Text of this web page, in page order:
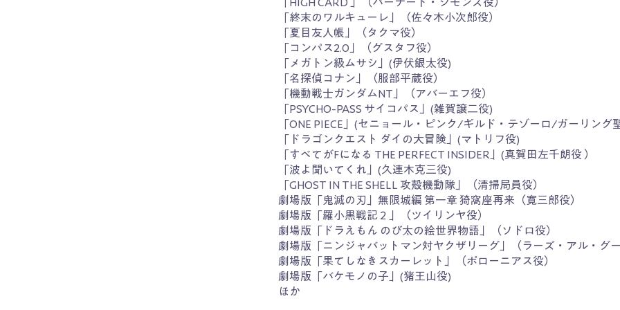
「終末のワルキューレ」（佐々木小次郎役）
「夏目友人帳」（タクマ役）
「コンパス2.0」（グスタフ役）
「メガトン級ムサシ」(伊伏銀太役)
「名探偵コナン」（服部平蔵役）
「機動戦士ガンダムNT」（アバーエフ役）
「PSYCHO-PASS サイコパス」(雑賀譲二役)
「ONE PIECE」(セニョール・ピンク/ギルド・テゾーロ/ガーリング
「ドラゴンクエスト ダイの大冒険」(マトリフ役)
「すべてがFになる THE PERFECT INSIDER」(真賀田左千朗役 ）
「波よ聞いてくれ」(久連木克三役)
「GHOST IN THE SHELL 攻殻機動隊」（清掃局員役）
劇場版「鬼滅の刃」無限城編 第一章 猗窩座再来（寛三郎役）
劇場版「羅小黒戦記２」（ツイリンヤ役）
劇場版「ドラえもん のび太の絵世界物語」（ソドロ役）
劇場版「ニンジャバットマン対ヤクザリーグ」（ラーズ・アル・グー
劇場版「果てしなきスカーレット」（ポローニアス役）
劇場版「バケモノの子」(猪王山役)
ほか